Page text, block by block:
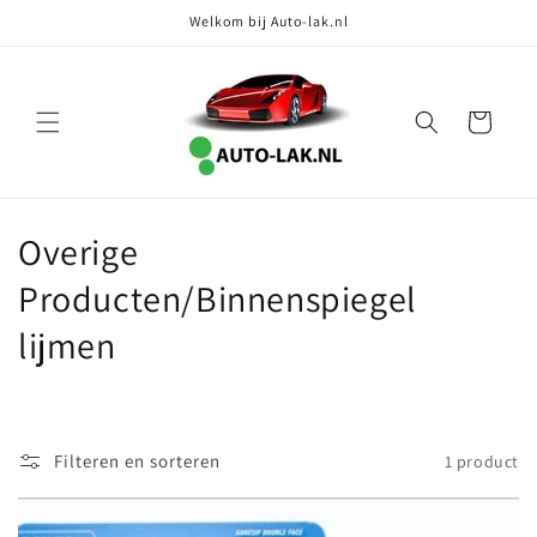
Welkom bij Auto-lak.nl
Winkelwagen
C
o
l
c
Overige
Producten/Binnenspiegel
lijmen
Filteren en sorteren 1 product